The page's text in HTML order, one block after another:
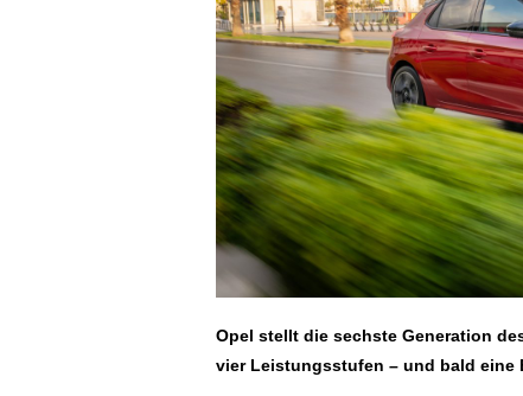
Opel stellt die sechste Generation
vier Leistungsstufen – und bald eine